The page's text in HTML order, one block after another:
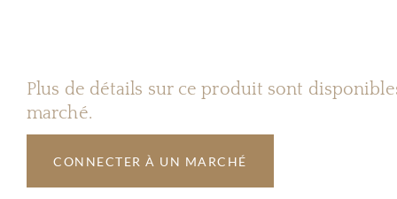
Plus de détails sur ce produit sont
marché.
CONNECTER À UN MARCHÉ